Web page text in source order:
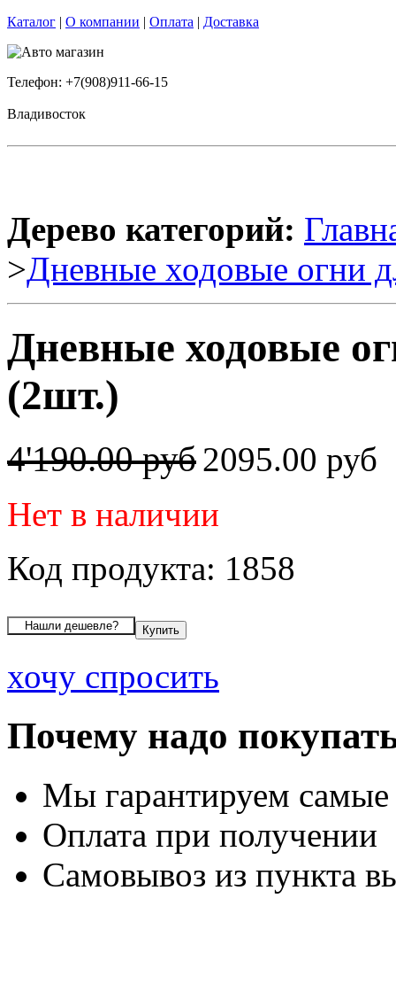
Каталог | О компании | Оплата | Доставка
Телефон: +7(908)911-66-15
Владивосток
Дерево категорий:
>Дневные ходовые огни
Дневные ходовые
(2шт.)
4'190.00 руб2095.00 руб
Нет в наличии
Код продукта: 1858
хочу спросить
Почему надо
Мы гарантируем
Оплата при получении
Самовывоз из пункта